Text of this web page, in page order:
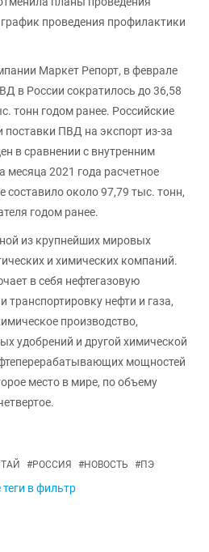
проведения профилактики
Маркет Репорт, в феврале
в России сократилось до 36,58
тонн годом ранее. Российские
поставки ПВД на экспорт из-за
в сравнении с внутренним
2021 года расчетное
составило около 97,79 тыс. тонн,
годом ранее.
из крупнейших мировых
и химических компаний.
в себя нефтегазовую
транспортировку нефти и газа,
производство,
удобрений и другой химической
мощностей
место в мире, по объему
#РОССИЯ #НОВОСТЬ #ПЭ
в фильтр